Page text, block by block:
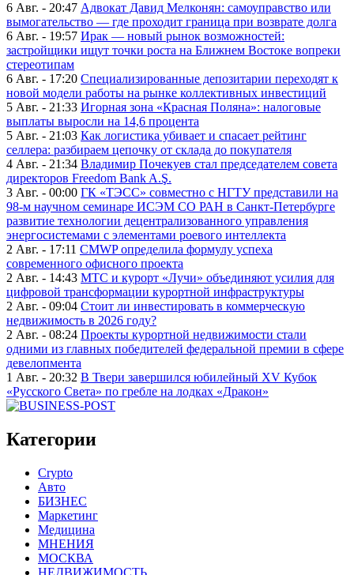
6 Авг. - 20:47 Адвокат Давид Мелконян: самоуправство или
вымогательство — где проходит граница при возврате долга
6 Авг. - 19:57 Ирак — новый рынок возможностей:
застройщики ищут точки роста на Ближнем Востоке вопреки
стереотипам
6 Авг. - 17:20 Специализированные депозитарии переходят к
новой модели работы на рынке коллективных инвестиций
5 Авг. - 21:33 Игорная зона «Красная Поляна»: налоговые
выплаты выросли на 14,6 процента
5 Авг. - 21:03 Как логистика убивает и спасает рейтинг
селлера: разбираем цепочку от склада до покупателя
4 Авг. - 21:34 Владимир Почекуев стал председателем совета
директоров Freedom Bank A.Ş.
3 Авг. - 00:00 ГК «ТЭСС» совместно с НГТУ представили на
98-м научном семинаре ИСЭМ СО РАН в Санкт-Петербурге
развитие технологии децентрализованного управления
энергосистемами с элементами роевого интеллекта
2 Авг. - 17:11 CMWP определила формулу успеха
современного офисного проекта
2 Авг. - 14:43 МТС и курорт «Лучи» объединяют усилия для
цифровой трансформации курортной инфраструктуры
2 Авг. - 09:04 Стоит ли инвестировать в коммерческую
недвижимость в 2026 году?
2 Авг. - 08:24 Проекты курортной недвижимости стали
одними из главных победителей федеральной премии в сфере
девелопмента
1 Авг. - 20:32 В Твери завершился юбилейный XV Кубок
«Русского Света» по гребле на лодках «Дракон»
Категории
Crypto
Авто
БИЗНЕС
Маркетинг
Медицина
МНЕНИЯ
МОСКВА
НЕДВИЖИМОСТЬ